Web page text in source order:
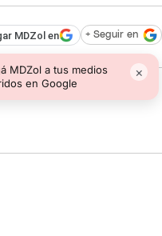
MDZol en
MDZol a tus medios
en Google
×
+ Seguir en